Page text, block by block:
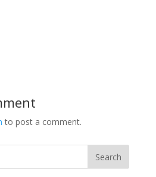
to post a comment.